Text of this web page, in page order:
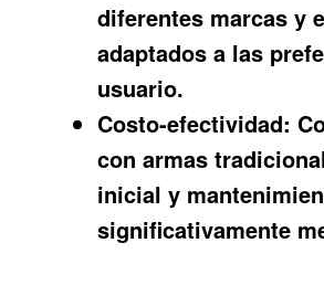
diferentes marcas y
adaptados a las
usuario.
Costo-efectividad:
con armas
inicial y
significativamente